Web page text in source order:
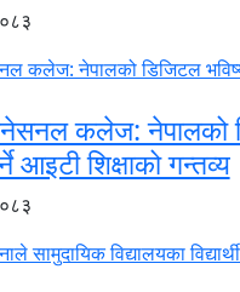
कलेज: नेपालको
आइटी शिक्षाको गन्तव्य